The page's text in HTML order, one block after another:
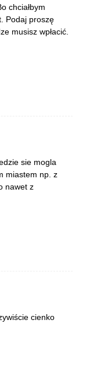
chciałbym
Podaj proszę
musisz wpłacić.
sie mogla
miastem np. z
nawet z
cienko